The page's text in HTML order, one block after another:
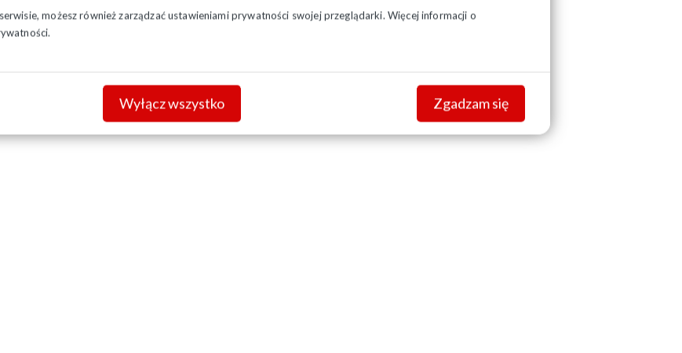
możesz również zarządzać ustawieniami prywatności swojej przeglądarki. Więcej informacji o
Wyłącz wszystko Zgadzam się